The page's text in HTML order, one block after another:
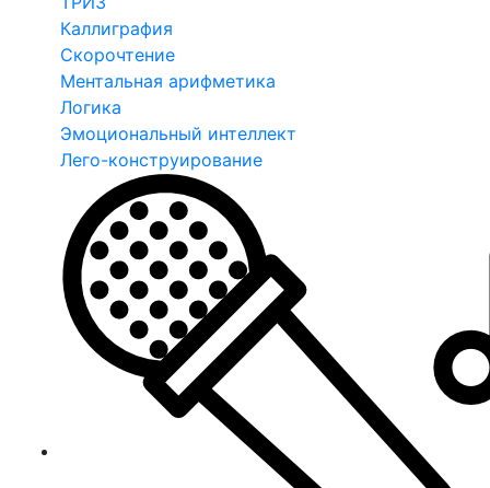
Каллиграфия
Скорочтение
Ментальная арифметика
Логика
Эмоциональный интеллект
Лего-конструирование